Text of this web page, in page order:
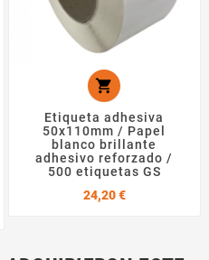

Etiqueta adhesiva
50x110mm / Papel
blanco brillante
adhesivo reforzado /
500 etiquetas GS
24,20 €Precio